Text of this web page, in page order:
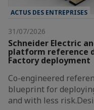
ACTUS DES ENTREPRISES
31/07/2026
Schneider Electric
platform reference
Factory deployment
Co-engineered
blueprint for
and with less